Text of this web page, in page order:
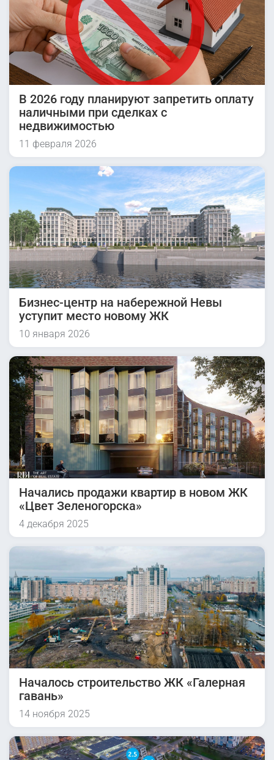
В 2026 году планируют запретить оплату
наличными при сделках с
недвижимостью
11 февраля 2026
Бизнес-центр на набережной Невы
уступит место новому ЖК
10 января 2026
Начались продажи квартир в новом ЖК
«Цвет Зеленогорска»
4 декабря 2025
Началось строительство ЖК «Галерная
гавань»
14 ноября 2025